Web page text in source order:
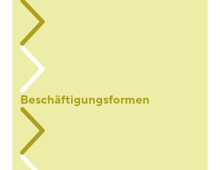
Beschäftigungsformen